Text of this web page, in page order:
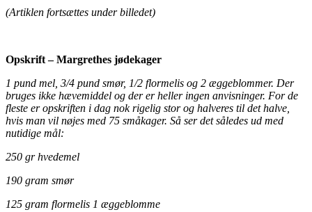
(Artiklen fortsættes under billedet)
Opskrift – Margrethes jødekager
1 pund mel, 3/4 pund smør, 1/2 flormelis og 2 æggeblommer. Der
bruges ikke hævemiddel og der er heller ingen anvisninger. For de
fleste er opskriften i dag nok rigelig stor og halveres til det halve,
hvis man vil nøjes med 75 småkager. Så ser det således ud med
nutidige mål:
250 gr hvedemel
190 gram smør
125 gram flormelis 1 æggeblomme